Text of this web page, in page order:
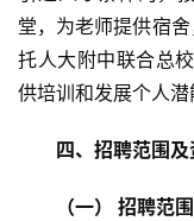
堂，为老师提供宿
托人大附中联合总
供培训和发展个人潜
四、招聘范围
（一） 招聘范围